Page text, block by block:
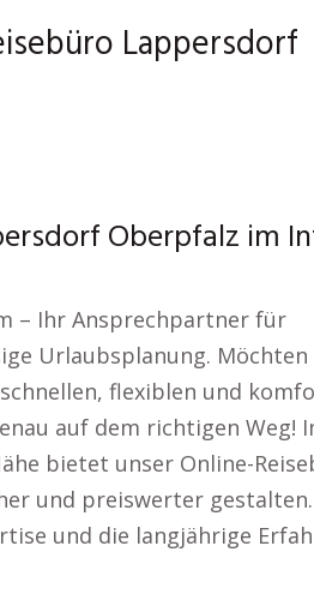
Lappersdorf
Oberpfalz im
– Ihr Ansprechpartner für
Urlaubsplanung. Möchten
flexiblen und
auf dem richtigen Weg!
bietet unser Online-
und preiswerter gestalten.
und die langjährige